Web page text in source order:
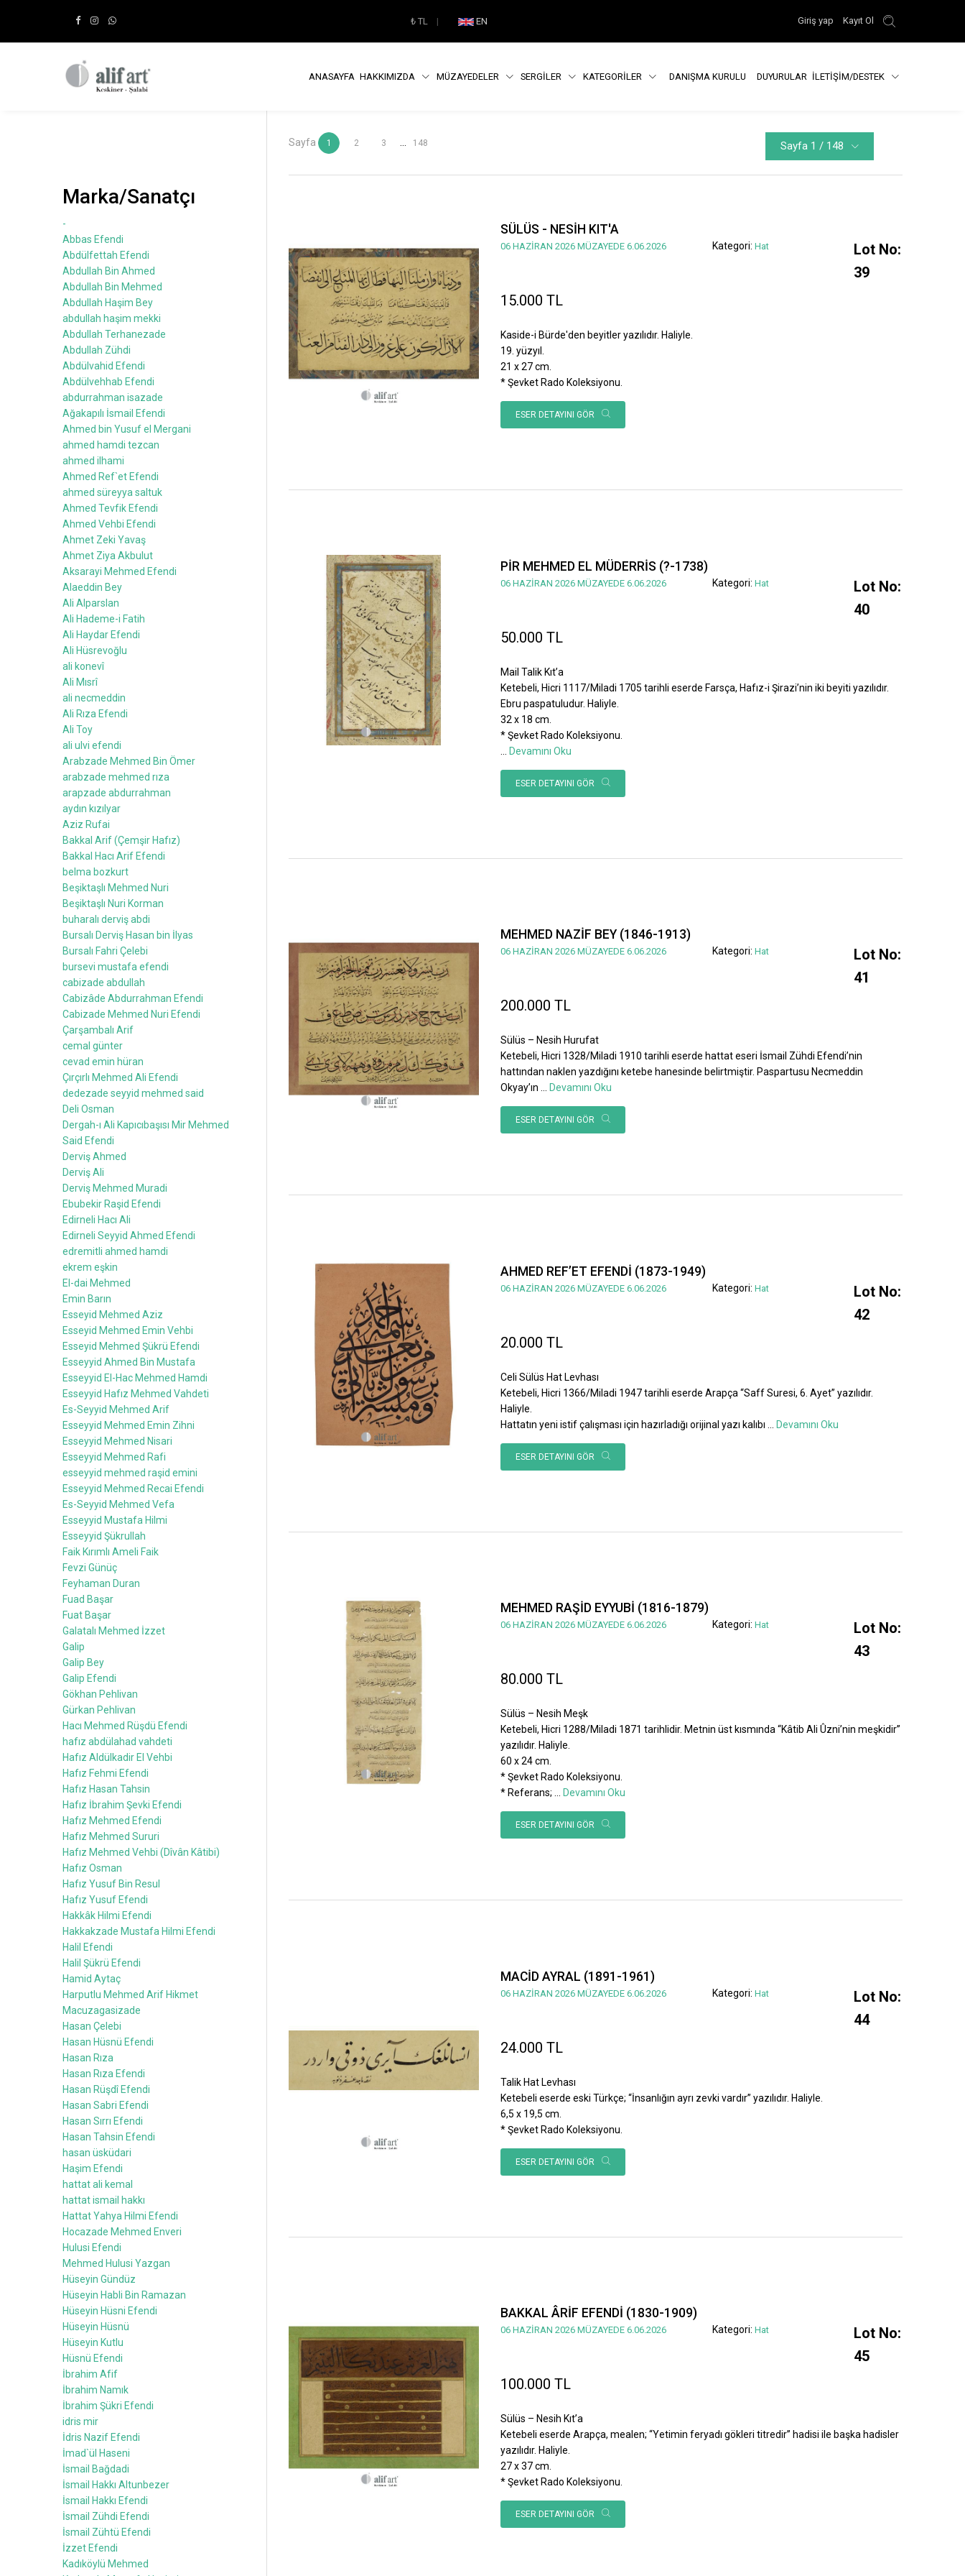
₺TL | EN Giriş yap Kayıt Ol
ANASAYFA HAKKIMIZDA MÜZAYEDELER SERGİLER KATEGORİLER DANIŞMA KURULU DUYURULAR İLETİŞİM/DESTEK
Sayfa 1 2 3 148 Sayfa 1 / 148
SÜLÜS - NESİH KIT'A
06 HAZİRAN 2026 MÜZAYEDE 6.06.2026 Kategori: Hat
Lot No:
39
15.000 TL
Kaside-i Bürde'den beyitler yazılıdır. Haliyle.
19. yüzyıl.
21 x 27 cm.
* Şevket Rado Koleksiyonu.
ESER DETAYINI GÖR
PİR MEHMED EL MÜDERRİS (?-1738)
06 HAZİRAN 2026 MÜZAYEDE 6.06.2026 Kategori: Hat
Lot No:
40
50.000 TL
Mail Talik Kıt’a
Ketebeli, Hicri 1117/Miladi 1705 tarihli eserde Farsça, Hafız-i Şirazi’nin iki beyiti yazılıdır.
Ebru paspatuludur. Haliyle.
32 x 18 cm.
* Şevket Rado Koleksiyonu.
Devamını Oku
ESER DETAYINI GÖR
MEHMED NAZİF BEY (1846-1913)
06 HAZİRAN 2026 MÜZAYEDE 6.06.2026 Kategori: Hat
Lot No:
41
200.000 TL
Sülüs – Nesih Hurufat
Ketebeli, Hicri 1328/Miladi 1910 tarihli eserde hattat eseri İsmail Zühdi Efendi’nin
hattından naklen yazdığını ketebe hanesinde belirtmiştir. Paspartusu Necmeddin
Okyay’ın ... Devamını Oku
ESER DETAYINI GÖR
AHMED REF’ET EFENDİ (1873-1949)
06 HAZİRAN 2026 MÜZAYEDE 6.06.2026 Kategori: Hat
Lot No:
42
20.000 TL
Celi Sülüs Hat Levhası
Ketebeli, Hicri 1366/Miladi 1947 tarihli eserde Arapça “Saff Suresi, 6. Ayet” yazılıdır.
Haliyle.
Hattatın yeni istif çalışması için hazırladığı orijinal yazı kalıbı
Devamını Oku
ESER DETAYINI GÖR
MEHMED RAŞİD EYYUBİ (1816-1879)
06 HAZİRAN 2026 MÜZAYEDE 6.06.2026 Kategori: Hat
Lot No:
43
80.000 TL
Sülüs – Nesih Meşk
Ketebeli, Hicri 1288/Miladi 1871 tarihlidir. Metnin üst kısmında “Kâtib Ali Ûzni’nin meşkidir”
yazılıdır. Haliyle.
60 x 24 cm.
* Şevket Rado Koleksiyonu.
* Referans; ... Devamını Oku
ESER DETAYINI GÖR
MACİD AYRAL (1891-1961)
06 HAZİRAN 2026 MÜZAYEDE 6.06.2026 Kategori: Hat
Lot No:
44
24.000 TL
Talik Hat Levhası
Ketebeli eserde eski Türkçe; “İnsanlığın ayrı zevki vardır” yazılıdır. Haliyle.
6,5 x 19,5 cm.
* Şevket Rado Koleksiyonu.
ESER DETAYINI GÖR
BAKKAL ÂRİF EFENDİ (1830-1909)
06 HAZİRAN 2026 MÜZAYEDE 6.06.2026 Kategori: Hat
Lot No:
45
100.000 TL
Sülüs – Nesih Kıt’a
Ketebeli eserde Arapça, mealen; “Yetimin feryadı gökleri titredir” hadisi ile başka hadisler
yazılıdır. Haliyle.
27 x 37 cm.
* Şevket Rado Koleksiyonu.
ESER DETAYINI GÖR
Marka/Sanatçı
-
Abbas Efendi
Abdülfettah Efendi
Abdullah Bin Ahmed
Abdullah Bin Mehmed
Abdullah Haşim Bey
abdullah haşim mekki
Abdullah Terhanezade
Abdullah Zühdi
Abdülvahid Efendi
Abdülvehhab Efendi
abdurrahman isazade
Ağakapılı İsmail Efendi
Ahmed bin Yusuf el Mergani
ahmed hamdi tezcan
ahmed ilhami
Ahmed Ref`et Efendi
ahmed süreyya saltuk
Ahmed Tevfik Efendi
Ahmed Vehbi Efendi
Ahmet Zeki Yavaş
Ahmet Ziya Akbulut
Aksarayi Mehmed Efendi
Alaeddin Bey
Ali Alparslan
Ali Hademe-i Fatih
Ali Haydar Efendi
Ali Hüsrevoğlu
ali konevî
Ali Mısrî
ali necmeddin
Ali Rıza Efendi
Ali Toy
ali ulvi efendi
Arabzade Mehmed Bin Ömer
arabzade mehmed rıza
arapzade abdurrahman
aydın kızılyar
Aziz Rufai
Bakkal Arif (Çemşir Hafız)
Bakkal Hacı Arif Efendi
belma bozkurt
Beşiktaşlı Mehmed Nuri
Beşiktaşlı Nuri Korman
buharalı derviş abdi
Bursalı Derviş Hasan bin İlyas
Bursalı Fahri Çelebi
bursevi mustafa efendi
cabizade abdullah
Cabizâde Abdurrahman Efendi
Cabizade Mehmed Nuri Efendi
Çarşambalı Arif
cemal günter
cevad emin hüran
Çırçırlı Mehmed Ali Efendi
dedezade seyyid mehmed said
Deli Osman
Dergah-ı Ali Kapıcıbaşısı Mir Mehmed
Said Efendi
Derviş Ahmed
Derviş Ali
Derviş Mehmed Muradi
Ebubekir Raşid Efendi
Edirneli Hacı Ali
Edirneli Seyyid Ahmed Efendi
edremitli ahmed hamdi
ekrem eşkin
El-dai Mehmed
Emin Barın
Esseyid Mehmed Aziz
Esseyid Mehmed Emin Vehbi
Esseyid Mehmed Şükrü Efendi
Esseyyid Ahmed Bin Mustafa
Esseyyid El-Hac Mehmed Hamdi
Esseyyid Hafız Mehmed Vahdeti
Es-Seyyid Mehmed Arif
Esseyyid Mehmed Emin Zihni
Esseyyid Mehmed Nisari
Esseyyid Mehmed Rafi
esseyyid mehmed raşid emini
Esseyyid Mehmed Recai Efendi
Es-Seyyid Mehmed Vefa
Esseyyid Mustafa Hilmi
Esseyyid Şükrullah
Faik Kırımlı Ameli Faik
Fevzi Günüç
Feyhaman Duran
Fuad Başar
Fuat Başar
Galatalı Mehmed İzzet
Galip
Galip Bey
Galip Efendi
Gökhan Pehlivan
Gürkan Pehlivan
Hacı Mehmed Rüşdü Efendi
hafız abdülahad vahdeti
Hafız Aldülkadir El Vehbi
Hafız Fehmi Efendi
Hafız Hasan Tahsin
Hafız İbrahim Şevki Efendi
Hafız Mehmed Efendi
Hafız Mehmed Sururi
Hafız Mehmed Vehbi (Dîvân Kâtibi)
Hafız Osman
Hafız Yusuf Bin Resul
Hafız Yusuf Efendi
Hakkâk Hilmi Efendi
Hakkakzade Mustafa Hilmi Efendi
Halil Efendi
Halil Şükrü Efendi
Hamid Aytaç
Harputlu Mehmed Arif Hikmet
Macuzagasizade
Hasan Çelebi
Hasan Hüsnü Efendi
Hasan Rıza
Hasan Rıza Efendi
Hasan Rüşdî Efendi
Hasan Sabri Efendi
Hasan Sırrı Efendi
Hasan Tahsin Efendi
hasan üsküdari
Haşim Efendi
hattat ali kemal
hattat ismail hakkı
Hattat Yahya Hilmi Efendi
Hocazade Mehmed Enveri
Hulusi Efendi
Mehmed Hulusi Yazgan
Hüseyin Gündüz
Hüseyin Habli Bin Ramazan
Hüseyin Hüsni Efendi
Hüseyin Hüsnü
Hüseyin Kutlu
Hüsnü Efendi
İbrahim Afif
İbrahim Namık
İbrahim Şükri Efendi
idris mir
İdris Nazif Efendi
İmad`ül Haseni
İsmail Bağdadi
İsmail Hakkı Altunbezer
İsmail Hakkı Efendi
İsmail Zühdi Efendi
İsmail Zühtü Efendi
İzzet Efendi
Kadıköylü Mehmed